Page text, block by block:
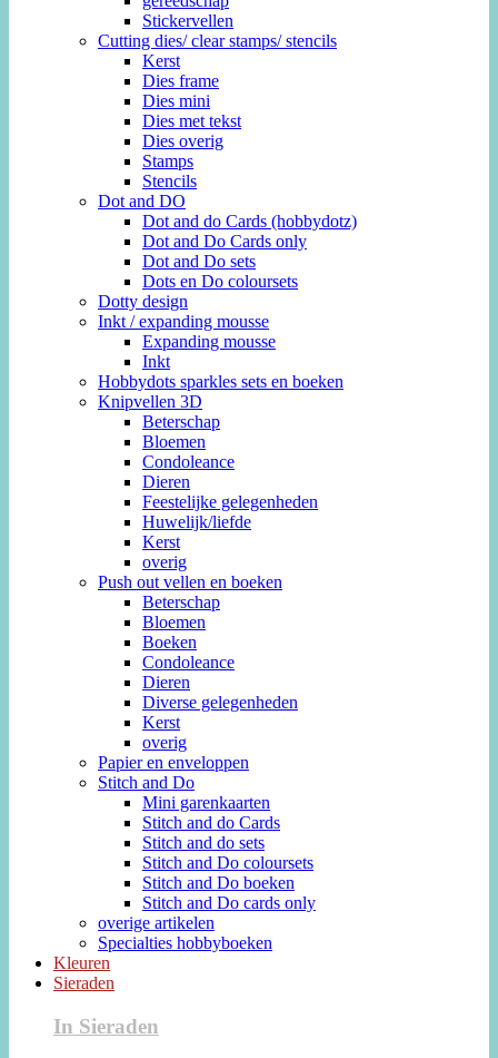
Stickervellen
Cutting dies/ clear stamps/ stencils
Kerst
Dies frame
Dies mini
Dies met tekst
Dies overig
Stamps
Stencils
Dot and DO
Dot and do Cards (hobbydotz)
Dot and Do Cards only
Dot and Do sets
Dots en Do coloursets
Dotty design
Inkt / expanding mousse
Expanding mousse
Inkt
Hobbydots sparkles sets en boeken
Knipvellen 3D
Beterschap
Bloemen
Condoleance
Dieren
Feestelijke gelegenheden
Huwelijk/liefde
Kerst
overig
Push out vellen en boeken
Beterschap
Bloemen
Boeken
Condoleance
Dieren
Diverse gelegenheden
Kerst
overig
Papier en enveloppen
Stitch and Do
Mini garenkaarten
Stitch and do Cards
Stitch and do sets
Stitch and Do coloursets
Stitch and Do boeken
Stitch and Do cards only
overige artikelen
Specialties hobbyboeken
Kleuren
Sieraden
In Sieraden